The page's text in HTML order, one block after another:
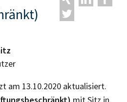
am 13.10.2020 aktualisiert.